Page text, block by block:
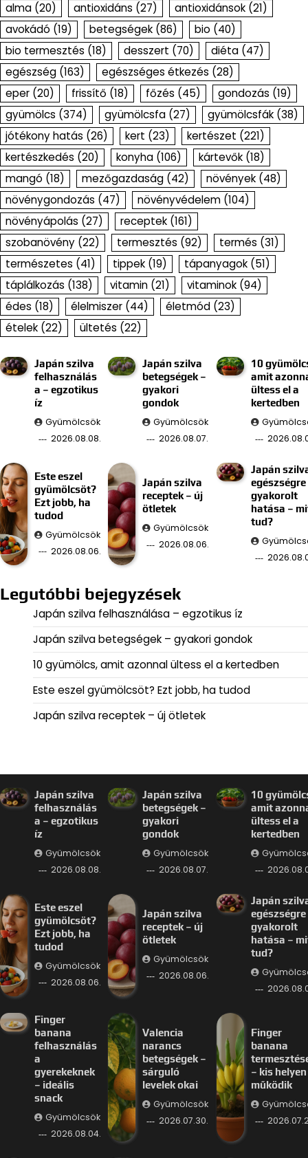
alma (20) antioxidáns (27) antioxidánsok (21)
avokádó (19) betegségek (86) bio (40)
bio termesztés (18) desszert (70) diéta (47)
egészség (163) egészséges étkezés (28)
eper (20) frissítő (18) főzés (45) gondozás (19)
gyümölcs (374) gyümölcsfa (27) gyümölcsfák (38)
jótékony hatás (26) kert (23) kertészet (221)
kertészkedés (20) konyha (106) kártevők (18)
mangó (18) mezőgazdaság (42) növények (48)
növénygondozás (47) növényvédelem (104)
növényápolás (27) receptek (161)
szobanövény (22) termesztés (92) termés (31)
természetes (41) tippek (19) tápanyagok (51)
táplálkozás (138) vitamin (21) vitaminok (94)
édes (18) élelmiszer (44) életmód (23)
ételek (22) ültetés (22)
Japán szilva
felhasználás
a – egzotikus
íz
Gyümölcsök
2026.08.08.
Japán szilva
betegségek –
gyakori
gondok
Gyümölcsök
2026.08.07.
10
amit
ültess el a
kertedben
Este eszel
gyümölcsöt?
Ezt jobb, ha
tudod
Gyümölcsök
2026.08.06.
Japán szilva
receptek – új
ötletek
Gyümölcsök
2026.08.06.
Japán
egészségre
gyakorolt
hatása –
tud?
Legutóbbi bejegyzések
Japán szilva felhasználása – egzotikus íz
Japán szilva betegségek – gyakori gondok
10 gyümölcs, amit azonnal ültess el a kertedben
Este eszel gyümölcsöt? Ezt jobb, ha tudod
Japán szilva receptek – új ötletek
Japán szilva
felhasználás
a – egzotikus
íz
Gyümölcsök
2026.08.08.
Japán szilva
betegségek –
gyakori
gondok
Gyümölcsök
2026.08.07.
10
amit
ültess el a
kertedben
Este eszel
gyümölcsöt?
Ezt jobb, ha
tudod
Gyümölcsök
2026.08.06.
Japán szilva
receptek – új
ötletek
Gyümölcsök
2026.08.06.
Japán
egészségre
gyakorolt
hatása –
tud?
Finger
banana
felhasználás
a
gyerekeknek
– ideális
snack
Gyümölcsök
2026.08.04.
Valencia
narancs
betegségek –
sárguló
levelek okai
Gyümölcsök
2026.07.30.
Finger
banana
– kis
működik